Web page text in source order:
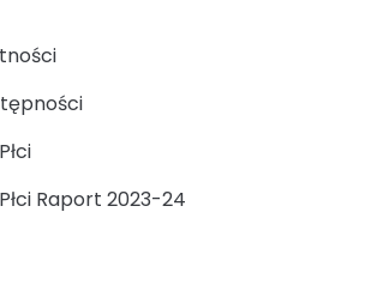
Raport 2023-24